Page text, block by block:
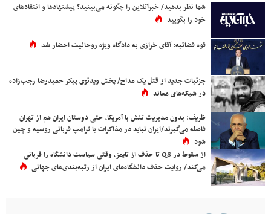
شما نظر بدهید/ خبرآنلاین را چگونه می‌بینید؟ پیشنهادها و انتقادهای
خود را بگویید
قوه قضائیه: آقای خرازی به دادگاه ویژه روحانیت احضار شد
جزئیات جدید از قتل یک مداح/ پخش ویدئوی پیکر حمیدرضا رجب‌زاده
در شبکه‌های معاند
ظریف: بدون مدیریت تنش با آمریکا، حتی دوستان ایران هم از تهران
فاصله می‌گیرند/ایران نباید در مذاکرات با ترامپ قربانی روسیه و چین
شود
از سقوط در QS تا حذف از تایمز، وقتی سیاست دانشگاه را قربانی
می‌کند/ روایت حذف دانشگاه‌های ایران از رتبه‌بندی‌های جهانی